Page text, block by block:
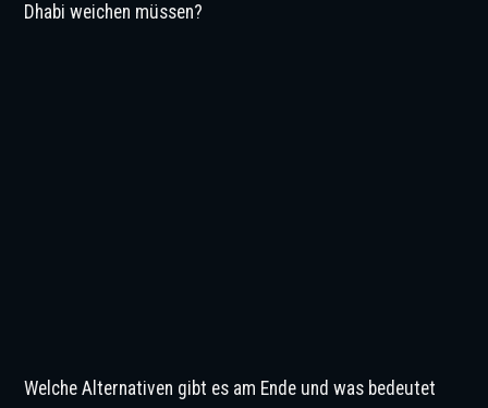
Dhabi weichen müssen?
Welche Alternativen gibt es am Ende und was bedeutet